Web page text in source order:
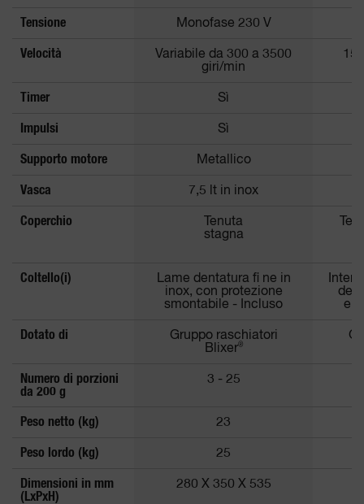
Tensione Monofase 230 V
Velocità
Variabile da 300 a 3500
giri/min
Timer Sì
Impulsi Sì
Supporto motore Metallico
Vasca 7,5 lt in inox
Coperchio
Tenuta
stagna
Coltello(i)
Lame dentatura fi ne in
inox, con protezione
smontabile - Incluso
e
Dotato di
Gruppo raschiatori
Blixer®
Numero di porzioni
da 200 g
3 - 25
Peso netto (kg) 23
Peso lordo (kg) 25
Dimensioni in mm
(LxPxH)
280 X 350 X 535